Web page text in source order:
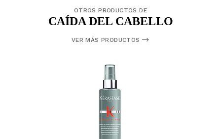
OTROS PRODUCTOS DE
CAÍDA DEL CABELLO
VER MÁS PRODUCTOS